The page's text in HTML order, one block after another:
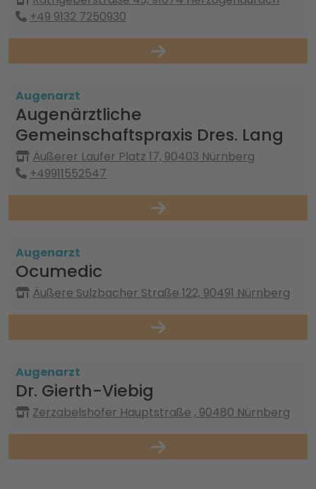
+49 9132 7250930
Augenarzt
Augenärztliche
Gemeinschaftspraxis Dres. Lang
Äußerer Laufer Platz 17, 90403 Nürnberg
+49911552547
Augenarzt
Ocumedic
Äußere Sulzbacher Straße 122, 90491 Nürnberg
Augenarzt
Dr. Gierth-Viebig
Zerzabelshofer Hauptstraße , 90480 Nürnberg